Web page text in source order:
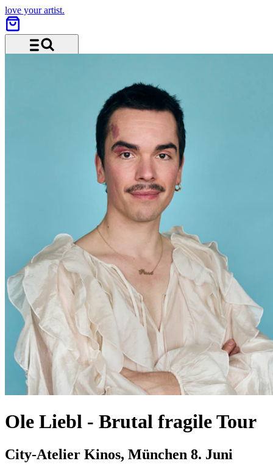
love your artist.
Ole Liebl - Brutal fragile Tour
City-Atelier Kinos, München 8. Juni